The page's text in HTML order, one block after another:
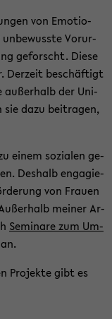
von Emo­tio­
un­be­wuss­te Vor­ur­
ge­forscht. Diese
Der­zeit be­schäf­tigt
au­ßer­halb der Uni­
sie dazu bei­tra­gen,
einem so­zia­len ge­
Des­halb en­ga­gie­
von Frau­en
mei­ner Ar­
Se­mi­na­re zum Um­
an.
Pro­jek­te gibt es